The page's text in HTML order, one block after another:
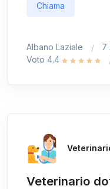
Chiama
Albano Laziale
7
Voto 4.4
Veterinario